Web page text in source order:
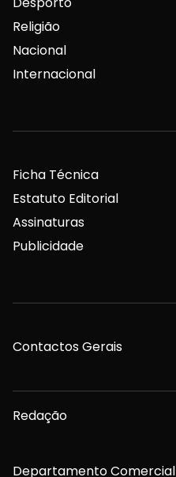
Religião
Nacional
Internacional
Ficha Técnica
Estatuto Editorial
Assinaturas
Publicidade
Contactos Gerais
Redação
Departamento Comercial